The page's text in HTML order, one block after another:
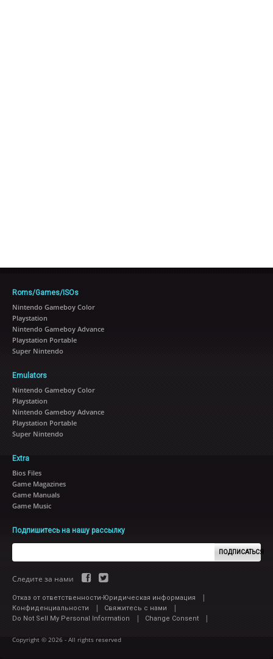
Roms/Games/ISOs
Nintendo Gameboy Color
Playstation
Nintendo Gameboy Advance
Playstation Portable
Super Nintendo
Emulators
Nintendo Gameboy Color
Playstation
Nintendo Gameboy Advance
Playstation Portable
Super Nintendo
Extra
Bios Files
Game Magazines
Game Manuals
Game Music
Подпишитесь на нашу рассылку
ПОДПИСАТЬСЯ
Следите за нами
Отказ от ответственности-Юридическая информация |
Конфиденциальности | Свяжитесь с нами |
Do Not Sell My Personal Information | Change Consent |
Copyright © 2026 - All rights reserved